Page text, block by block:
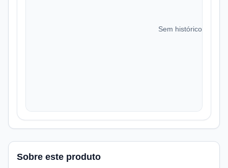
Sem histórico de
Sobre este produto